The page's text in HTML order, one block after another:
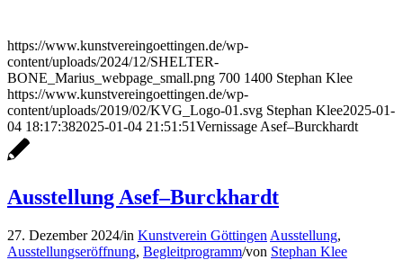
https://www.kunstvereingoettingen.de/wp-
content/uploads/2024/12/SHELTER-
BONE_Marius_webpage_small.png 700 1400 Stephan Klee
https://www.kunstvereingoettingen.de/wp-
content/uploads/2019/02/KVG_Logo-01.svg Stephan Klee2025-01-
04 18:17:382025-01-04 21:51:51Vernissage Asef–Burckhardt
Ausstellung Asef–Burckhardt
27. Dezember 2024/in Kunstverein Göttingen Ausstellung,
Ausstellungseröffnung, Begleitprogramm/von Stephan Klee